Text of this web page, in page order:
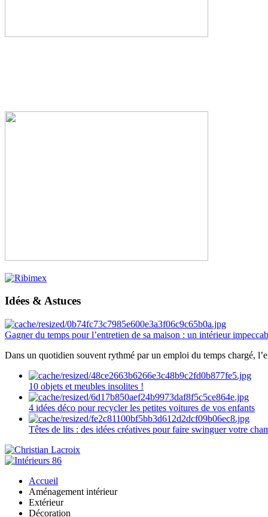
Idées & Astuces
Gagner du temps pour l’entretien de sa maison : un intérieur
Dans un quotidien souvent rythmé par un emploi du temps chargé,
10 objets et meubles insolites !
4 idées déco pour recycler les petites voitures de vos enfants
Têtes de lits : des idées créatives pour faire swinguer votre
Accueil
Aménagement intérieur
Extérieur
Décoration